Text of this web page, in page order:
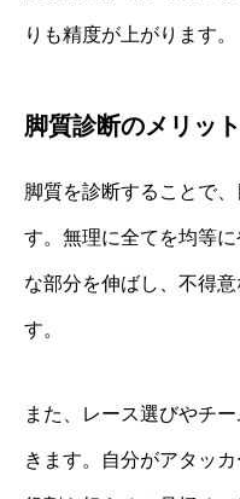
りも精度が上がります。
脚質診断のメリット
脚質を診断することで
す。無理に全てを均等
な部分を伸ばし、不得
す。
また、レース選びやチ
きます。自分がアタッ